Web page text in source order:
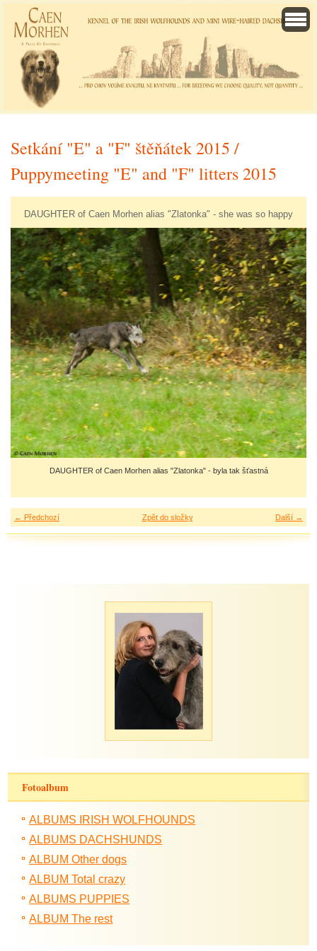
Setkání "E" a "F" štěňátek 2015 /
Puppymeeting "E" and "F" litters 2015
DAUGHTER of Caen Morhen alias "Zlatonka" - she was so happy
DAUGHTER of Caen Morhen alias "Zlatonka" - byla tak šťastná
← Předchozí Další →
Zpět do složky
Fotoalbum
ALBUMS IRISH WOLFHOUNDS
ALBUMS DACHSHUNDS
ALBUM Other dogs
ALBUM Total crazy
ALBUMS PUPPIES
ALBUM The rest